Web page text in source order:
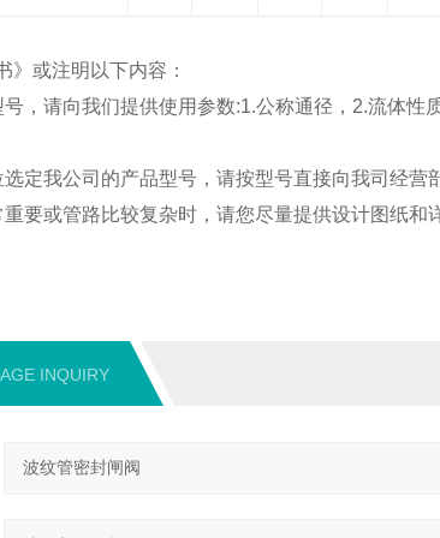
》或注明以下内容：
，请向我们提供使用参数:1.公称通径，2.流体
定我公司的产品型号，请按型号直接向我司经营
要或管路比较复杂时，请您尽量提供设计图纸和
INQUIRY